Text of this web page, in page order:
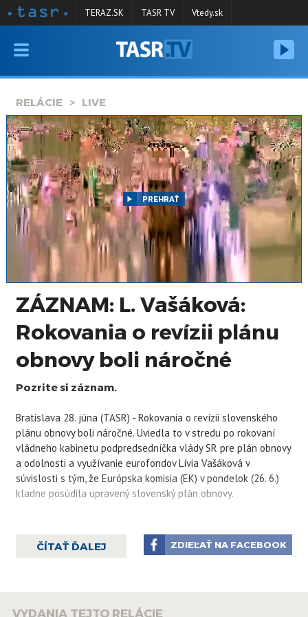
VYSIELANIE
SPRAVODAJSTVO
KONTAKT
ARCHÍV
TERAZ.SK TASR TV Vtedy.sk
RELÁCIE LIVE
PREHRAŤ
ZÁZNAM: L. Vašáková:
Rokovania o revízii plánu
obnovy boli náročné
Pozrite si záznam.
Bratislava 28. júna (TASR) - Rokovania o revízii slovenského
plánu obnovy boli náročné. Uviedla to v stredu po rokovaní
vládneho kabinetu podpredsedníčka vlády SR pre plán obnovy
a odolnosti a využívanie eurofondov Lívia Vašáková v
súvislosti s tým, že Európska komisia (EK) v pondelok (26. 6.)
kladne posúdila upravený slovenský plán obnovy.
REpowerEU. Tieto rokovania s EK boli náročné, bolo veľmi
ťažké dosiahnuť nejakú odchýlku od pôvodného textu. Sme
ČÍTAŤ ĎALEJ ZDIEĽAŤ NA FACEBOOK
VYDANIA TEJTO RELÁCIE